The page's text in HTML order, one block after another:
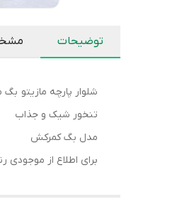
توضیحات
شلوار پارچه مازیتو بگ
تنخور شیک و جذاب
مدل بگ کمرکش
برای اطلاع از موجودی